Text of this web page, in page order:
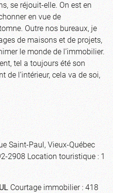
se réjouit-elle. On est en
en vue de
Outre nos bureaux, je
de maisons et de projets,
le monde de l’immobilier.
tel a toujours été son
de l’intérieur, cela va de soi,
Saint-Paul, Vieux-Québec
2908 Location touristique : 1
Courtage immobilier : 418